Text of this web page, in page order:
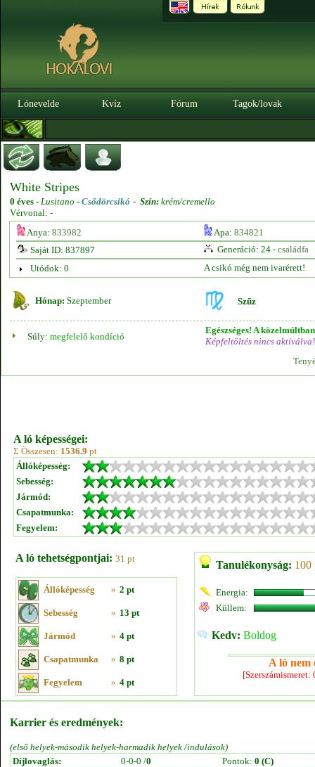
Lónevelde Kvíz Fórum Tagok/lovak
White Stripes
0 éves - Lusitano - Csődörcsikó - Szín: krém/cremello
Vérvonal: -
Anya: 833982 Apa: 834821
Saját ID: 837897
Generáció: 24 - családfa
Utódok: 0
A csikó még nem ivarérett!
Hónap: Szeptember Szűz
Súly: megfelelő kondíció
Egészséges! A
Képfeltöltés nincs aktiválva!
A ló képességei:
Σ Összesen: 1536.9 pt
Állóképesség:
Sebesség:
Jármód:
Csapatmunka:
Fegyelem:
A ló tehetségpontjai: 31 pt
Állóképesség » 2 pt
Sebesség » 13 pt
Jármód » 4 pt
Csapatmunka » 8 pt
Fegyelem » 4 pt
Tanulékonyság: 100
Energia:
Küllem:
Kedv: Boldog
A ló nem
Karrier és eredmények:
(első helyek-második helyek-harmadik helyek /indulások)
Díjlovaglás:
0-0-0 /0 Pontok: 0 (C)